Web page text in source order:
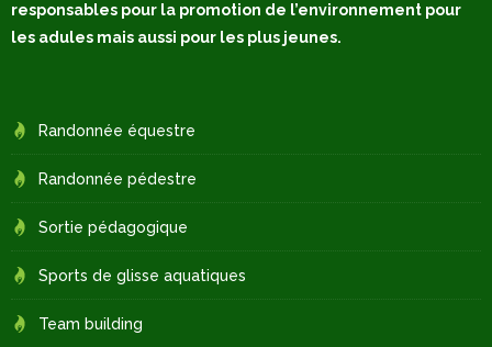
responsables pour la promotion de l’environnement pour
les adules mais aussi pour les plus jeunes.
Randonnée équestre
Randonnée pédestre
Sortie pédagogique
Sports de glisse aquatiques
Team building